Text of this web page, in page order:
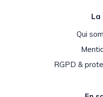
La
Qui
RGPD &